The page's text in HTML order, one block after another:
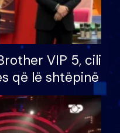
VIP 5, cili
që lë shtëpinë